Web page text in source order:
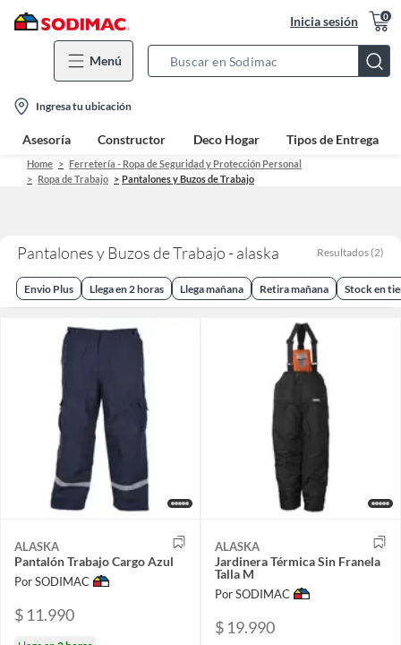
Inicia sesión 0
Menú
Bar
location-
icon
Ingresa tu ubicación
Asesoría Constructor Deco Hogar Tipos de Entrega
Home
Ferretería - Ropa de Seguridad y Protección Personal
Ropa de Trabajo
Pantalones y Buzos de Trabajo
Pantalones y Buzos de Trabajo - alaska Resultados (2)
Envio Plus Llega en 2 horas Llega mañana Retira mañana Stock en
ALASKA
Pantalón Trabajo Cargo Azul
Por SODIMAC
$ 11.990
ALASKA
Jardinera Térmica Sin Franela
Talla M
Por SODIMAC
$ 19.990